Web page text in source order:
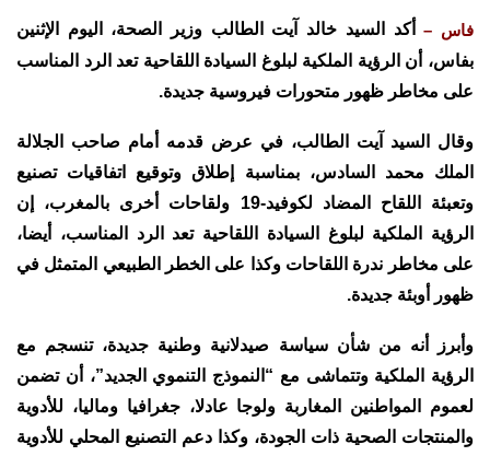
فاس –أكد السيد خالد آيت الطالب وزير الصحة، اليوم الإثنين
بفاس، أن الرؤية الملكية لبلوغ السيادة اللقاحية تعد الرد المناسب
على مخاطر ظهور متحورات فيروسية جديدة.
وقال السيد آيت الطالب، في عرض قدمه أمام صاحب الجلالة
الملك محمد السادس، بمناسبة إطلاق وتوقيع اتفاقيات تصنيع
وتعبئة اللقاح المضاد لكوفيد-19 ولقاحات أخرى بالمغرب، إن
الرؤية الملكية لبلوغ السيادة اللقاحية تعد الرد المناسب، أيضا،
على مخاطر ندرة اللقاحات وكذا على الخطر الطبيعي المتمثل في
ظهور أوبئة جديدة.
وأبرز أنه من شأن سياسة صيدلانية وطنية جديدة، تنسجم مع
الرؤية الملكية وتتماشى مع “النموذج التنموي الجديد”، أن تضمن
لعموم المواطنين المغاربة ولوجا عادلا، جغرافيا وماليا، للأدوية
والمنتجات الصحية ذات الجودة، وكذا دعم التصنيع المحلي للأدوية